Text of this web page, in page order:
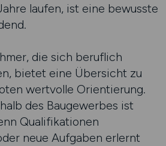
laufen, ist eine bewusste
die sich beruflich
bietet eine Übersicht zu
wertvolle Orientierung.
des Baugewerbes ist
Qualifikationen
neue Aufgaben erlernt